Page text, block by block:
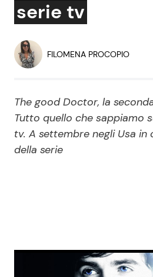
Economia
Persone Scomparse
ShowBiz
serie tv
FILOMENA PROCOPIO
The good Doctor, la
Tutto quello che sappiamo
tv. A settembre negli Usa in
della serie